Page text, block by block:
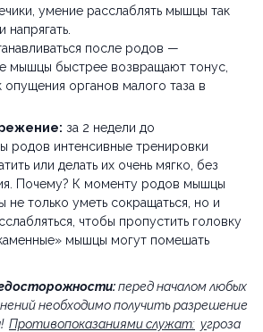
умение расслаблять мышцы так
напрягать.
после родов —
мышцы быстрее возвращают тонус,
опущения органов малого таза в
за 2 недели до
родов интенсивные тренировки
или делать их очень мягко, без
Почему? К моменту родов мышцы
не только уметь сокращаться, но и
чтобы пропустить головку
мышцы могут помешать
перед началом любых
необходимо получить разрешение
Противопоказаниями служат: угроза